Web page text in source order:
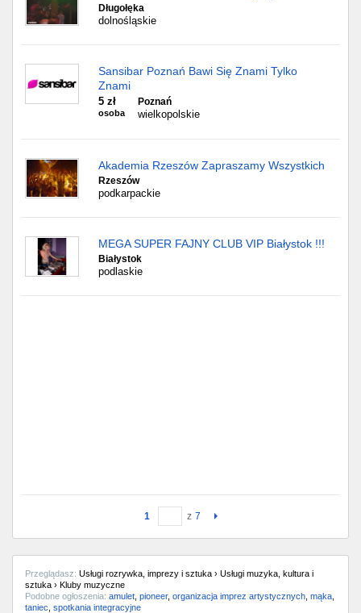
Długołęka
dolnośląskie
Sansibar Poznań Bawi Się Znami Tylko
Znami
5 zł
osoba
Poznań
wielkopolskie
Akademia Rzeszów Zapraszamy Wszystkich
Rzeszów
podkarpackie
MEGA SUPER FAJNY CLUB VIP Białystok !!!
Białystok
podlaskie
1 z 7
Przeglądasz: Usługi rozrywka, imprezy i sztuka › Usługi muzyka, kultura i
sztuka › Kluby muzyczne
Podobne ogłoszenia: amulet pioneer, organizacja imprez artystycznych mąka
taniec spotkania integracyjne